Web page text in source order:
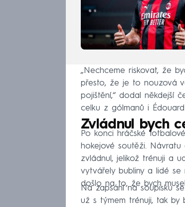
„Nechceme riskovat, že
přesto, že je to nouzová
pojištění,“ dodal někdejší
celku z gólmanů i
Zvládnul bych
Po konci hráčské
hokejové soutěži.
zvládnul, jelikož trénuji a
vytvářely bubliny a lidé se
došlo na to, že bych
Na zapsání na soupisku
už s týmem trénuji, tak by